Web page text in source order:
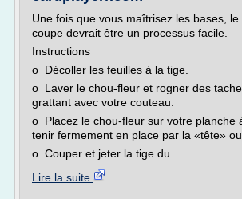
Une fois que vous maîtrisez les bases,
coupe devrait être un processus facile.
Instructions
o Décoller les feuilles à la tige.
o Laver le chou-fleur et rogner des
grattant avec votre couteau.
o Placez le chou-fleur sur votre planche
tenir fermement en place par la «tête»
o Couper et jeter la tige du...
Lire la suite